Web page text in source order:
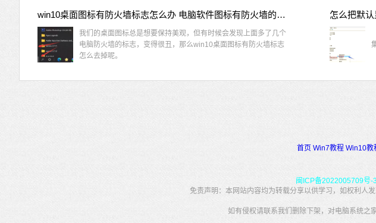
win10桌面图标有防火墙标志怎么办 电脑软件图标有防火墙的小图标怎么去掉
我们的桌面图标总是想要保持美观，但有时候会发现上面多了几个
电脑防火墙的标志，变得很丑，那么win10桌面图标有防火墙标志
怎么去掉呢。
怎么把默
首页 Win7教程 Win10教
闽ICP备2022005709号-
免责声明：本网站内容均为转载分享以供学习，如权利人
如有侵权请联系我们删除下架，对电脑系统之